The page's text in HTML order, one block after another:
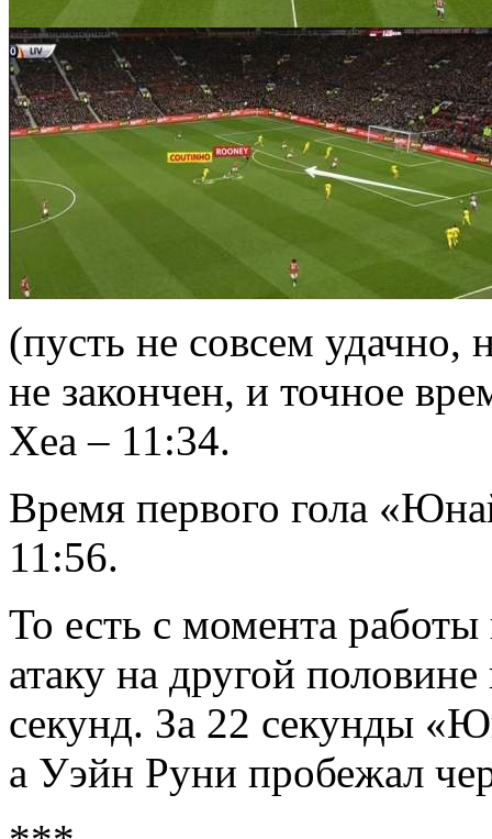
(пусть не совсем
не закончен, и точное
Хеа – 11:34.
Время первого гола
11:56.
То есть с момента
атаку на другой
секунд. За 22 секунды
а Уэйн Руни пробежал